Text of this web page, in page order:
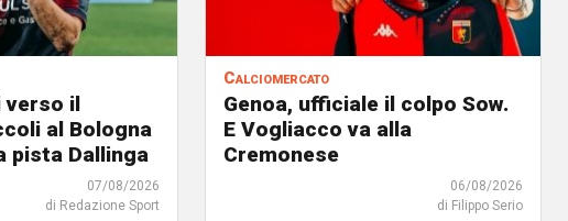
verso il
al Bologna
pista Dallinga
07/08/2026
di Redazione Sport
Calciomercato
Genoa, ufficiale il colpo Sow.
E Vogliacco va alla
Cremonese
06/08/2026
di Filippo Serio